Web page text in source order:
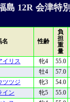
島 12R 会津特別
名 性齢
負
担
重
量
イリス 牝4 55.0
牡4 57.0
ツツジ 牝3 54.0
イン 牝5 55.0